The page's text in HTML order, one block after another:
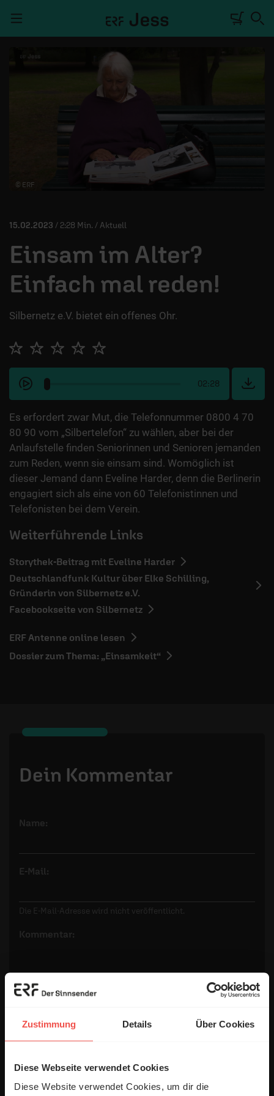
Zustimmung Details Über Cookies
Diese Webseite verwendet Cookies
Diese Website verwendet Cookies, um dir die
MITMACHEN
ÜBER UNS
© ERF
15.02.2023 / 2:28 Min. / Aktuell
Einsam im Alter?
Einfach mal reden!
Silbernetz e.V. bietet ein offenes Ohr.
02:28
Es erfordert zwar Mut, die Telefonnummer 0800 4 70
80 90 vom „Silbertelefon“ zu wählen, aber bei der
Anlaufstelle finden Seniorinnen und Senioren jemanden
zum Reden, wenn sie einsam sind. Womöglich ist
dieser Jemand dann Eveline Harder, denn die Berlinerin
engagiert sich als eine von 60 Telefonistinnen und
Telefonisten bei dem Verein.
Weiterführende Links
Storythek-Beitrag mit Eveline Harder
Deutschlandfunk Kultur über Elke Schilling,
Gründerin von Silbernetz e.V.
Facebookseite von Silbernetz
ERF Antenne online lesen
Dossier zum Thema: „Einsamkeit“
Dein Kommentar
Name:
E-Mail:
Die E-Mail-Adresse wird nicht veröffentlicht.
Kommentar:
Meinen Kommentar nicht öffentlich teilen.
Ich bin damit einverstanden, dass meine Angaben
anonymisiert erfasst und zum Zweck der
ausgewertet werden. Es erfolgt keine Weitergabe
Datenschutzerklärung.